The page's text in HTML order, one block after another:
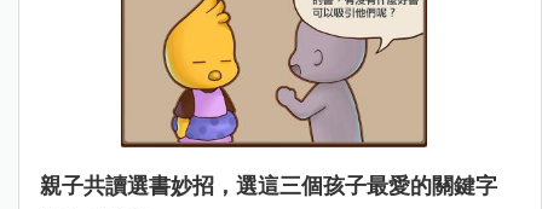
親子共讀選書妙招，選這三個孩子最愛的關鍵字